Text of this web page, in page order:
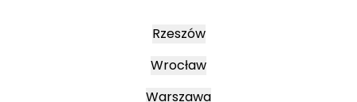
Rzeszów
Wrocław
Warszawa